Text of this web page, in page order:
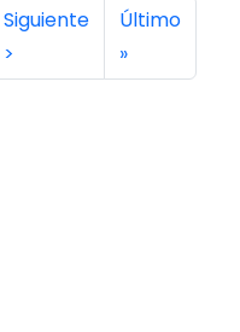
Siguiente página
Siguiente
>
Última página
Último
»